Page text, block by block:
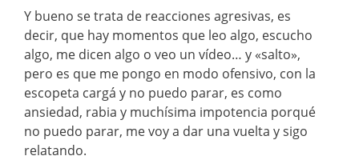
Y bueno se trata de reacciones agresivas, es
decir, que hay momentos que leo algo, escucho
algo, me dicen algo o veo un vídeo… y «salto»,
pero es que me pongo en modo ofensivo, con la
escopeta cargá y no puedo parar, es como
ansiedad, rabia y muchísima impotencia porqué
no puedo parar, me voy a dar una vuelta y sigo
relatando.